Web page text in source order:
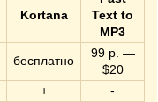
Kortana
Text to
MP3
бесплатно
99 р. —
$20
+
-